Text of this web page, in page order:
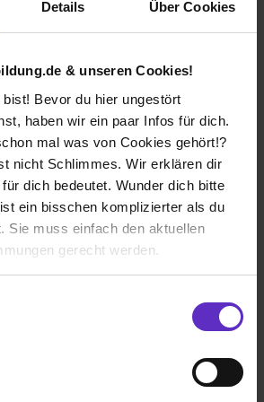
Details Über Cookies
& unseren Cookies!
Bevor du hier ungestört
haben wir ein paar Infos für dich.
mal was von Cookies gehört!?
nicht Schlimmes. Wir erklären dir
dich bedeutet. Wunder dich bitte
ein bisschen komplizierter als du
Sie muss einfach den aktuellen
gerecht werden.
getroffenen Einstellungen zu
Stellen automatisch